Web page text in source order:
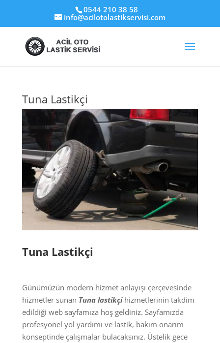
0544 210 38 58
info@acilotolastikservisi.com
Tuna Lastikçi
Tuna Lastikçi
Günümüzün modern hizmet anlayışı çerçevesinde
hizmetler sunan Tuna lastikçihizmetlerinin takdim
edildiği web sayfamıza hoş geldiniz. Sayfamızda
profesyonel yol yardımı ve lastik, bakım onarım
konseptinde çalışmalar bulacaksınız. Üstelik gece